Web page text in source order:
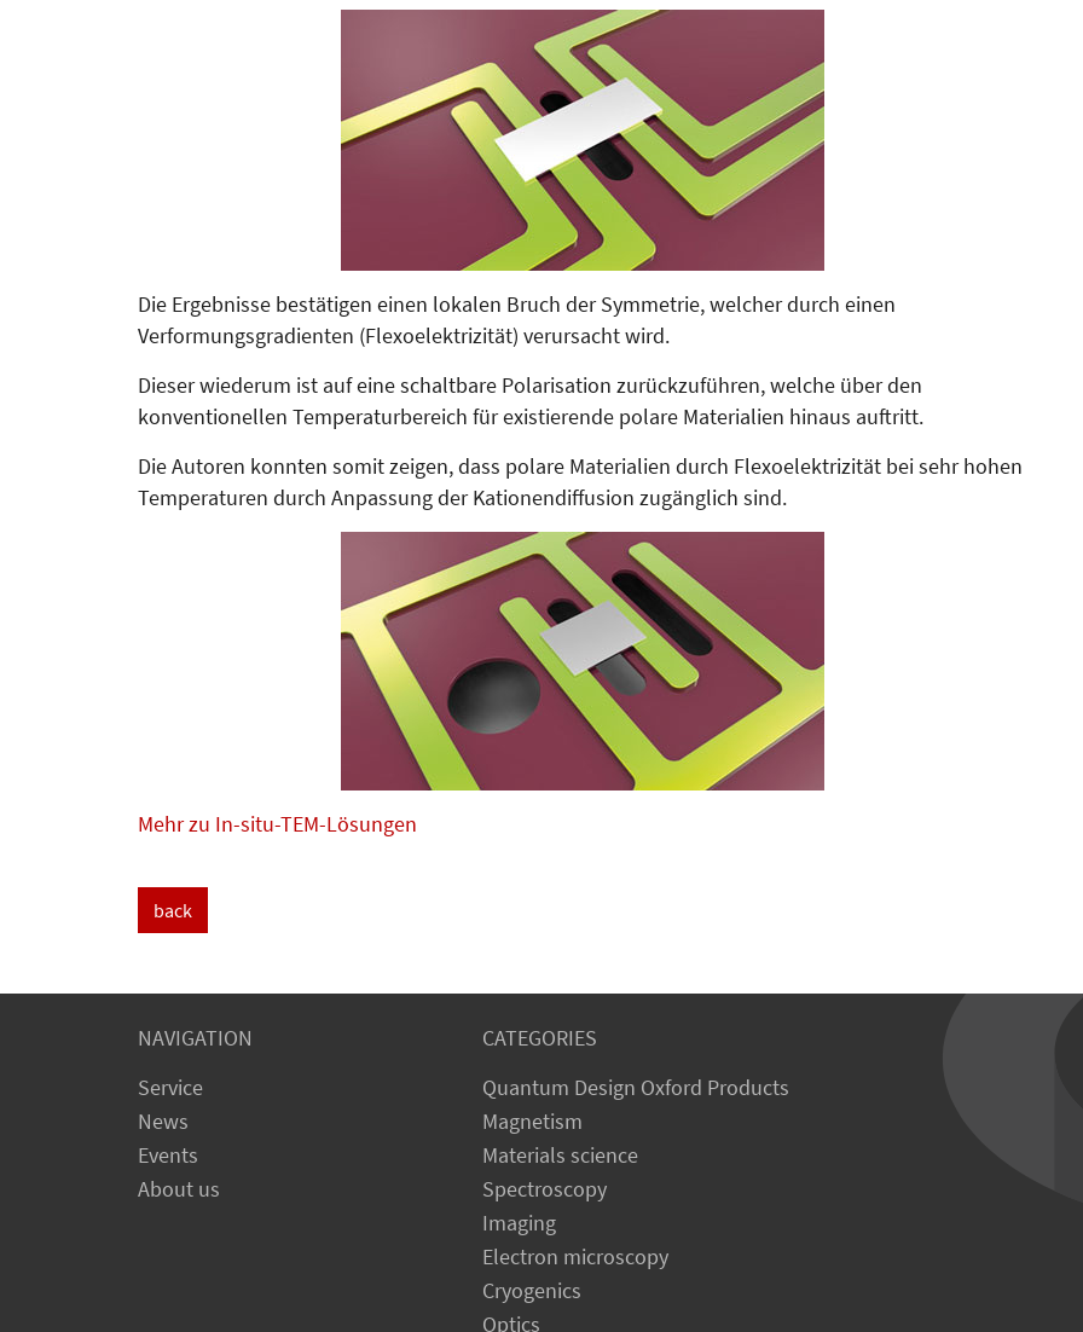
Die Ergebnisse bestätigen einen lokalen Bruch der Symmetrie, welcher durch einen
Verformungsgradienten (Flexoelektrizität) verursacht wird.
Dieser wiederum ist auf eine schaltbare Polarisation zurückzuführen, wel­che über den
konventionellen Tem­peraturbereich für existierende polare Materialien hinaus auftritt.
Die Autoren konnten somit zeigen, dass polare Materialien durch Flexo­elektrizität bei sehr hohen
Tem­­­pe­raturen durch Anpassung der Ka­tionendiffusion zugänglich sind.
Mehr zu In-situ-TEM-Lösungen
back
NAVIGATION
Service
News
Events
About us
CATEGORIES
Quantum Design Oxford Products
Magnetism
Materials science
Spectroscopy
Imaging
Electron microscopy
Cryogenics
Optics